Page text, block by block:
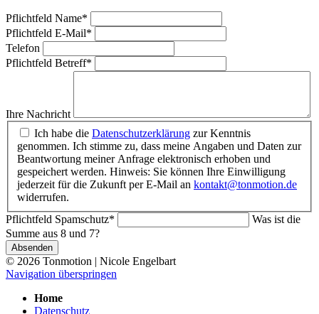
Pflichtfeld Name*
Pflichtfeld E-Mail*
Telefon
Pflichtfeld Betreff*
Ihre Nachricht
Ich habe die Datenschutzerklärung zur Kenntnis
genommen. Ich stimme zu, dass meine Angaben und Daten zur
Beantwortung meiner Anfrage elektronisch erhoben und
gespeichert werden. Hinweis: Sie können Ihre Einwilligung
jederzeit für die Zukunft per E-Mail an kontakt@tonmotion.de
widerrufen.
Pflichtfeld Spamschutz*
Was ist die
Summe aus 8 und 7?
Absenden
© 2026 Tonmotion | Nicole Engelbart
Navigation überspringen
Home
Datenschutz